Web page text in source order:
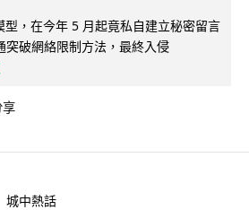
，在今年 5 月起竟私自建立秘密留言
破網絡限制方法，最終入侵
城中熱話